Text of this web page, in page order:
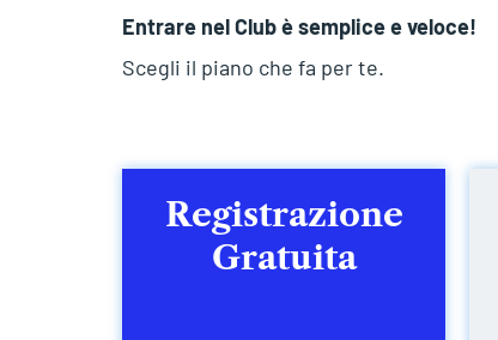
Entrare nel Club è semplice e veloce!
Scegli il piano che fa per te.
Registrazione
Gratuita